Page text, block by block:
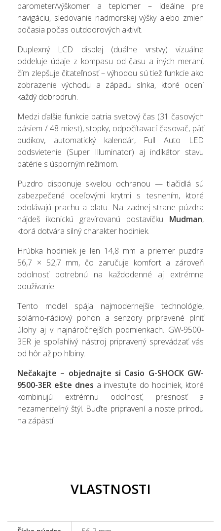
barometer/výškomer a teplomer – ideálne pre
navigáciu, sledovanie nadmorskej výšky alebo zmien
počasia počas outdoorových aktivít.
Duplexný LCD displej (duálne vrstvy) vizuálne
oddeluje údaje z kompasu od času a iných meraní,
čím zlepšuje čitateľnosť – výhodou sú tiež funkcie ako
zobrazenie východu a západu slnka, ktoré ocení
každý dobrodruh.
Medzi ďalšie funkcie patria svetový čas (31 časových
pásiem / 48 miest), stopky, odpočítavací časovač, päť
budíkov, automatický kalendár, Full Auto LED
podsvietenie (Super Illuminator) aj indikátor stavu
batérie s úsporným režimom.
Puzdro disponuje skvelou ochranou — tlačidlá sú
zabezpečené oceľovými krytmi s tesnením, ktoré
odolávajú prachu a blatu. Na zadnej strane púzdra
nájdeš ikonickú gravírovanú postavičku Mudman,
ktorá dotvára silný charakter hodiniek.
Hrúbka hodiniek je len 14,8 mm a priemer puzdra
56,7 × 52,7 mm, čo zaručuje komfort a zároveň
odolnosť potrebnú na každodenné aj extrémne
používanie.
Tento model spája najmodernejšie technológie,
solárno-rádiový pohon a senzory pripravené plniť
úlohy aj v najnáročnejších podmienkach. GW-9500-
3ER je spoľahlivý nástroj pripravený sprevádzať vás
od hôr až po hlbiny.
Nečakajte – objednajte si Casio G-SHOCK GW-
9500-3ER ešte dnes a investujte do hodiniek, ktoré
kombinujú extrémnu odolnosť, presnosť a
nezameniteľný štýl. Buďte pripravení a noste prírodu
na zápästí.
VLASTNOSTI